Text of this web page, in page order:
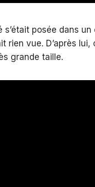
s’était posée dans
rien vue. D’après
grande taille.